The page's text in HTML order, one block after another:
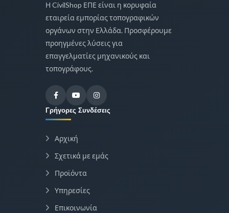
Η CivilShop ΕΠΕ είναι η κορυφαία
εταιρεία εμπορίας τοπογραφικών
οργάνων στην Ελλάδα. Προσφέρουμε
προηγμένες λύσεις για
επαγγελματίες μηχανικούς και
τοπογράφους.
Γρήγορες Συνδέσεις
Αρχική
Σχετικά με εμάς
Προϊόντα
Υπηρεσίες
Επικοινωνία